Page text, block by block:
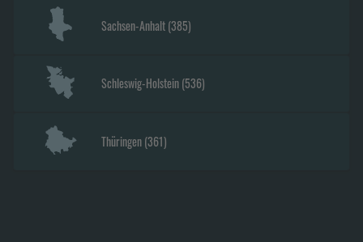
Sachsen-Anhalt(385)
Schleswig-Holstein(536)
Thüringen(361)